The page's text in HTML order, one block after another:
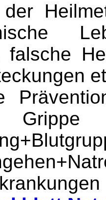
falsche